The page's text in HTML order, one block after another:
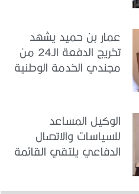
عمار بن حميد يشهد
تخريج الدفعة الـ24 من
مجندي الخدمة الوطنية
الوكيل المساعد
للسياسات والاتصال
الدفاعي يلتقي القائمة